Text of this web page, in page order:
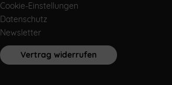
Cookie-Einstellungen
Datenschutz
Newsletter
Vertrag widerrufen